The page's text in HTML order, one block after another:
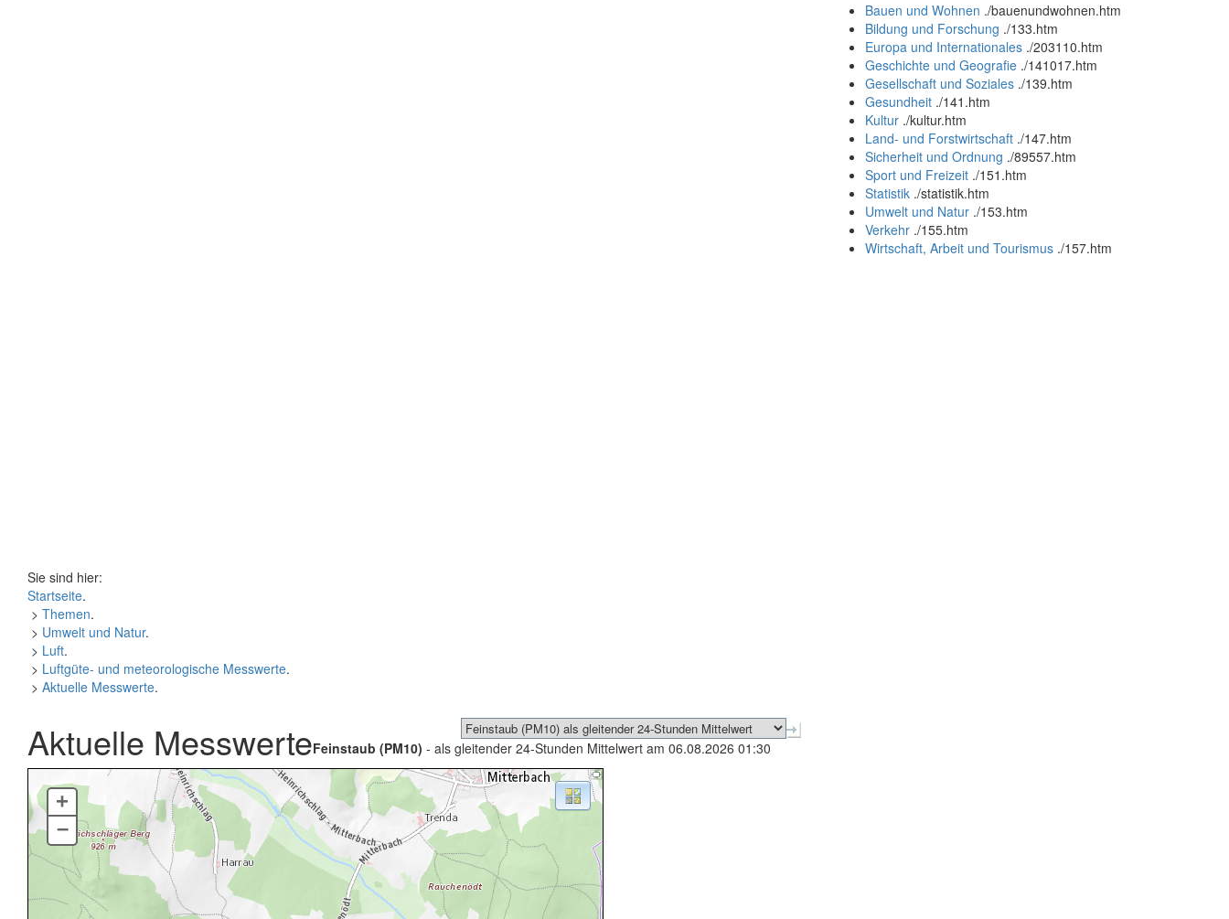
Bauen und Wohnen ./bauenundwohnen.htm
Bildung und Forschung ./133.htm
Europa und Internationales ./203110.htm
Geschichte und Geografie ./141017.htm
Gesellschaft und Soziales ./139.htm
Gesundheit ./141.htm
Kultur ./kultur.htm
Land- und Forstwirtschaft ./147.htm
Sicherheit und Ordnung ./89557.htm
Sport und Freizeit ./151.htm
Statistik ./statistik.htm
Umwelt und Natur ./153.htm
Verkehr ./155.htm
Wirtschaft, Arbeit und Tourismus ./157.htm
Sie sind hier:
Startseite.
> Themen.
> Umwelt und Natur.
> Luft.
> Luftgüte- und meteorologische Messwerte.
> Aktuelle Messwerte.
Aktuelle MesswerteFeinstaub (PM10) - als gleitender 24-Stunden Mittelwert am 06.08.2026 01:30
+
–